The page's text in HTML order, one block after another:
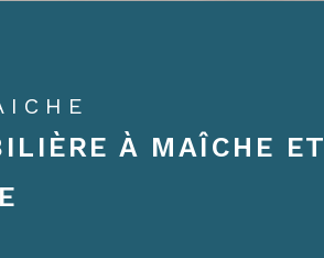
À MAÎCHE ET